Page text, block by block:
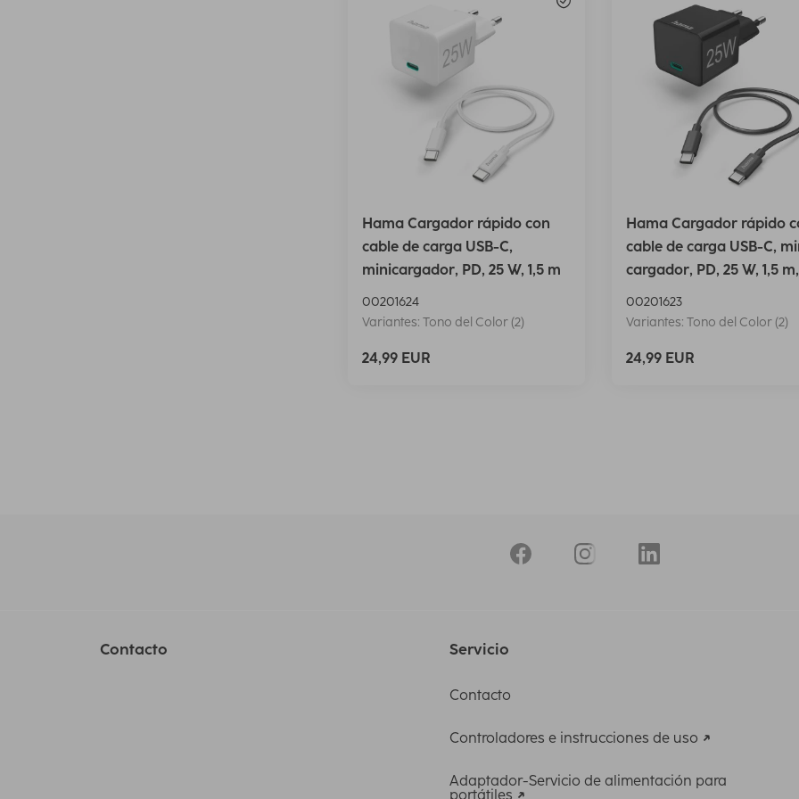
Hama Cargador rápido con
cable de carga USB-C,
minicargador, PD, 25 W, 1,5 m
00201624
Variantes: Tono del Color (2)
24,99 EUR
Hama Cargador rápido
cable de carga USB-C,
cargador, PD, 25 W, 1,5 m,
00201623
Variantes: Tono del Color (2)
24,99 EUR
Contacto Servicio
Contacto
Controladores e instrucciones de uso
Adaptador-Servicio de alimentación para
portátiles